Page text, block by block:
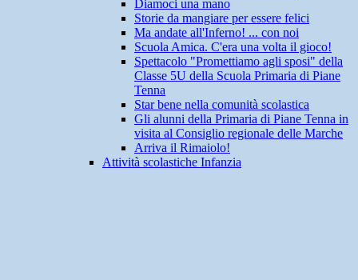
Diamoci una mano
Storie da mangiare per essere felici
Ma andate all'Inferno! ... con noi
Scuola Amica. C'era una volta il gioco!
Spettacolo "Promettiamo agli sposi" della
Classe 5U della Scuola Primaria di Piane
Tenna
Star bene nella comunità scolastica
Gli alunni della Primaria di Piane Tenna in
visita al Consiglio regionale delle Marche
Arriva il Rimaiolo!
Attività scolastiche Infanzia